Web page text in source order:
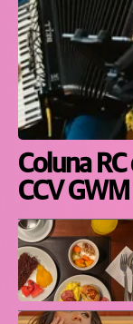
Coluna
CCV